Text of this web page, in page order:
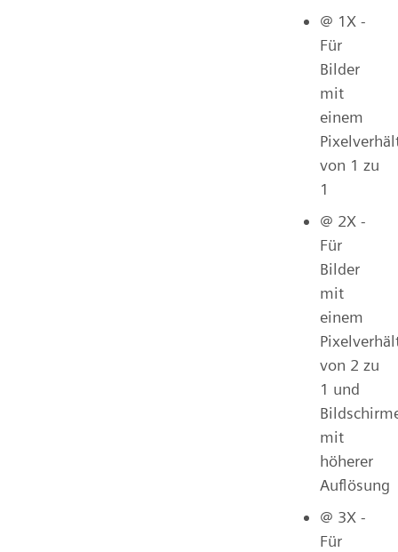
@ 1X -
Für
Bilder
mit
einem
von 1 zu
1
@ 2X -
Für
Bilder
mit
einem
von 2 zu
1 und
mit
höherer
Auflösung
@ 3X -
Für